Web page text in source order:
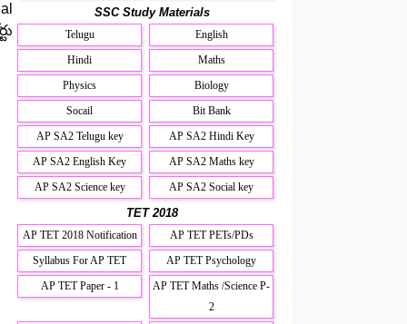
SSC Study Materials
Telugu
English
Hindi
Maths
Physics
Biology
Socail
Bit Bank
AP SA2 Telugu key
AP SA2 Hindi Key
AP SA2 English Key
AP SA2 Maths key
AP SA2 Science key
AP SA2 Social key
TET 2018
AP TET 2018 Notification
AP TET PETs/PDs
Syllabus For AP TET
AP TET Psychology
AP TET Paper - 1
AP TET Maths /Science P-
2